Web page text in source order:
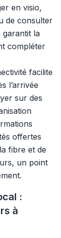
en visio,
de consulter
garantit la
compléter
facilite
l’arrivée
sur des
offertes
fibre et de
un point
:
à